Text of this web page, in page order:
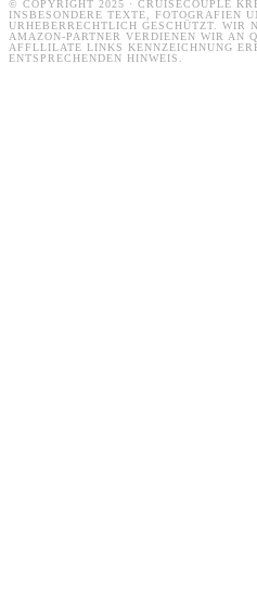
© COPYRIGHT 2025 · CRUISECOUPLE
INSBESONDERE TEXTE, FOTOGRAFIEN
URHEBERRECHTLICH GESCHÜTZT. WIR
AMAZON-PARTNER VERDIENEN WIR AN
AFFLLILATE LINKS KENNZEICHNUNG
ENTSPRECHENDEN HINWEIS.